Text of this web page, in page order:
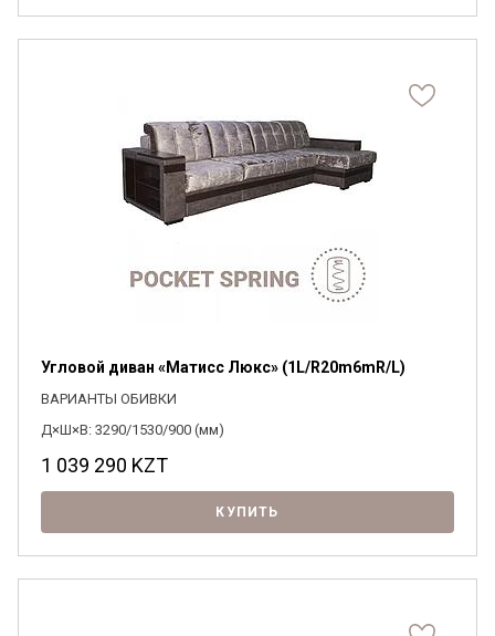
Угловой диван «Матисс Люкс» (1L/R20m6mR/L)
ВАРИАНТЫ ОБИВКИ
Д×Ш×В: 3290/1530/900 (мм)
1 039 290 KZT
КУПИТЬ